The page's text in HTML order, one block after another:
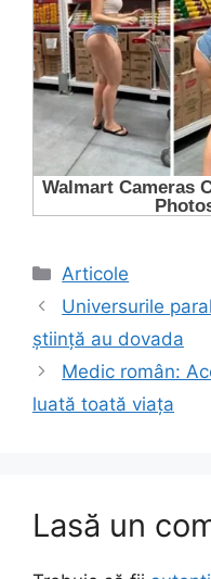
Categorii
Articole
Universurile
știință au dovada
Medic român:
luată toată viața
Lasă un